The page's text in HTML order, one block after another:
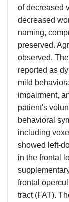
of decreased
decreased
naming,
preserved.
observed.
reported as
mild
impairment,
patient's
behavioral
including
showed left-
in the frontal
frontal
tract (FAT).